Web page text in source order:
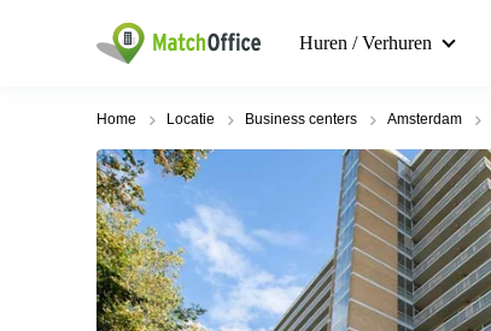
Huren / Verhuren
Home Locatie Business centers Amsterdam